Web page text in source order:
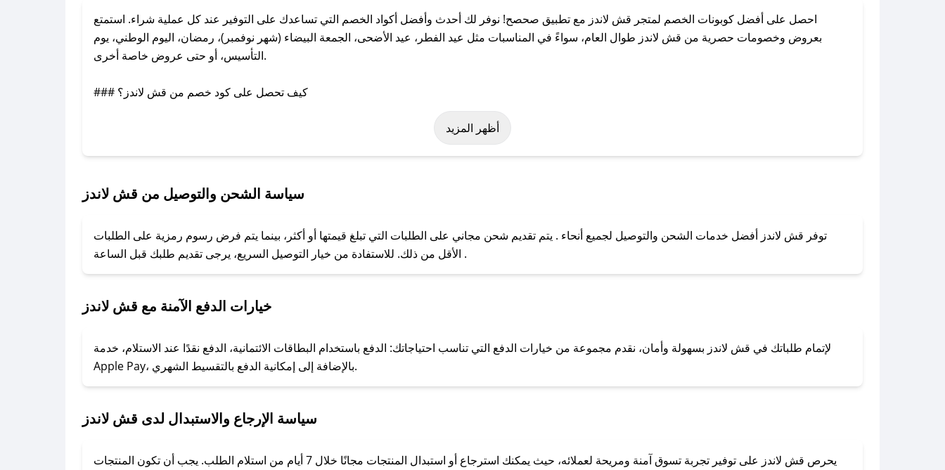
احصل على أفضل كوبونات الخصم لمتجر قش لاندز مع تطبيق صحصح! نوفر لك أحدث وأفضل أكواد الخصم التي تساعدك على التوفير عند كل عملية شراء. استمتع
بعروض وخصومات حصرية من قش لاندز طوال العام، سواءً في المناسبات مثل عيد الفطر، عيد الأضحى، الجمعة البيضاء (شهر نوفمبر)، رمضان، اليوم الوطني، يوم
التأسيس، أو حتى عروض خاصة أخرى.
### كيف تحصل على كود خصم من قش لاندز؟
باستخدام تطبيق صحصح، يمكنك العثور بسهولة على كود خصم قش لاندز. وفي حال عدم توفر الكوبون، تواصل معنا عبر تويتر أو البريد الإلكتروني لإضافته بسرعة.
لا تقلق! يمكنك التواصل مع فريق دعم صحصح عبر الرسائل الخاصة على تويتر أو البريد الإلكتروني، وسنقوم بحل المشكلة في أسرع وقت ممكن.
### ماذا أفعل إذا لم أجد كود خصم لمتجري المفضل؟
للحصول على كوبونات وخصومات حصرية، قم بما يلي:
- اضغط على أيقونة متابعة لمتجر قش لاندز في تطبيق صحصح.
- تابع حسابنا الرسمي على تويتر وقم بتفعيل زر التنبيهات.
أظهر المزيد
سياسة الشحن والتوصيل من قش لاندز
توفر قش لاندز أفضل خدمات الشحن والتوصيل لجميع أنحاء . يتم تقديم شحن مجاني على الطلبات التي تبلغ قيمتها أو أكثر، بينما يتم فرض رسوم رمزية على الطلبات
الأقل من ذلك. للاستفادة من خيار التوصيل السريع، يرجى تقديم طلبك قبل الساعة .
خيارات الدفع الآمنة مع قش لاندز
لإتمام طلباتك في قش لاندز بسهولة وأمان، نقدم مجموعة من خيارات الدفع التي تناسب احتياجاتك: الدفع باستخدام البطاقات الائتمانية، الدفع نقدًا عند الاستلام، خدمة
Apple Pay، بالإضافة إلى إمكانية الدفع بالتقسيط الشهري.
سياسة الإرجاع والاستبدال لدى قش لاندز
يحرص قش لاندز على توفير تجربة تسوق آمنة ومريحة لعملائه، حيث يمكنك استرجاع أو استبدال المنتجات مجانًا خلال 7 أيام من استلام الطلب. يجب أن تكون المنتجات